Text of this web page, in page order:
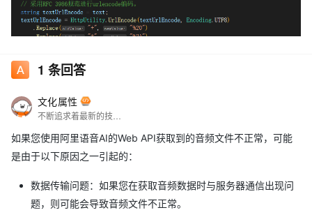
1 条回答
文化属性
如果您使用阿里语音AI的Web API获取到的音频文件不正常，可能
是由于以下原因之一引起的：
数据传输问题：如果您在获取音频数据时与服务器通信出现问
题，则可能会导致音频文件不正常。